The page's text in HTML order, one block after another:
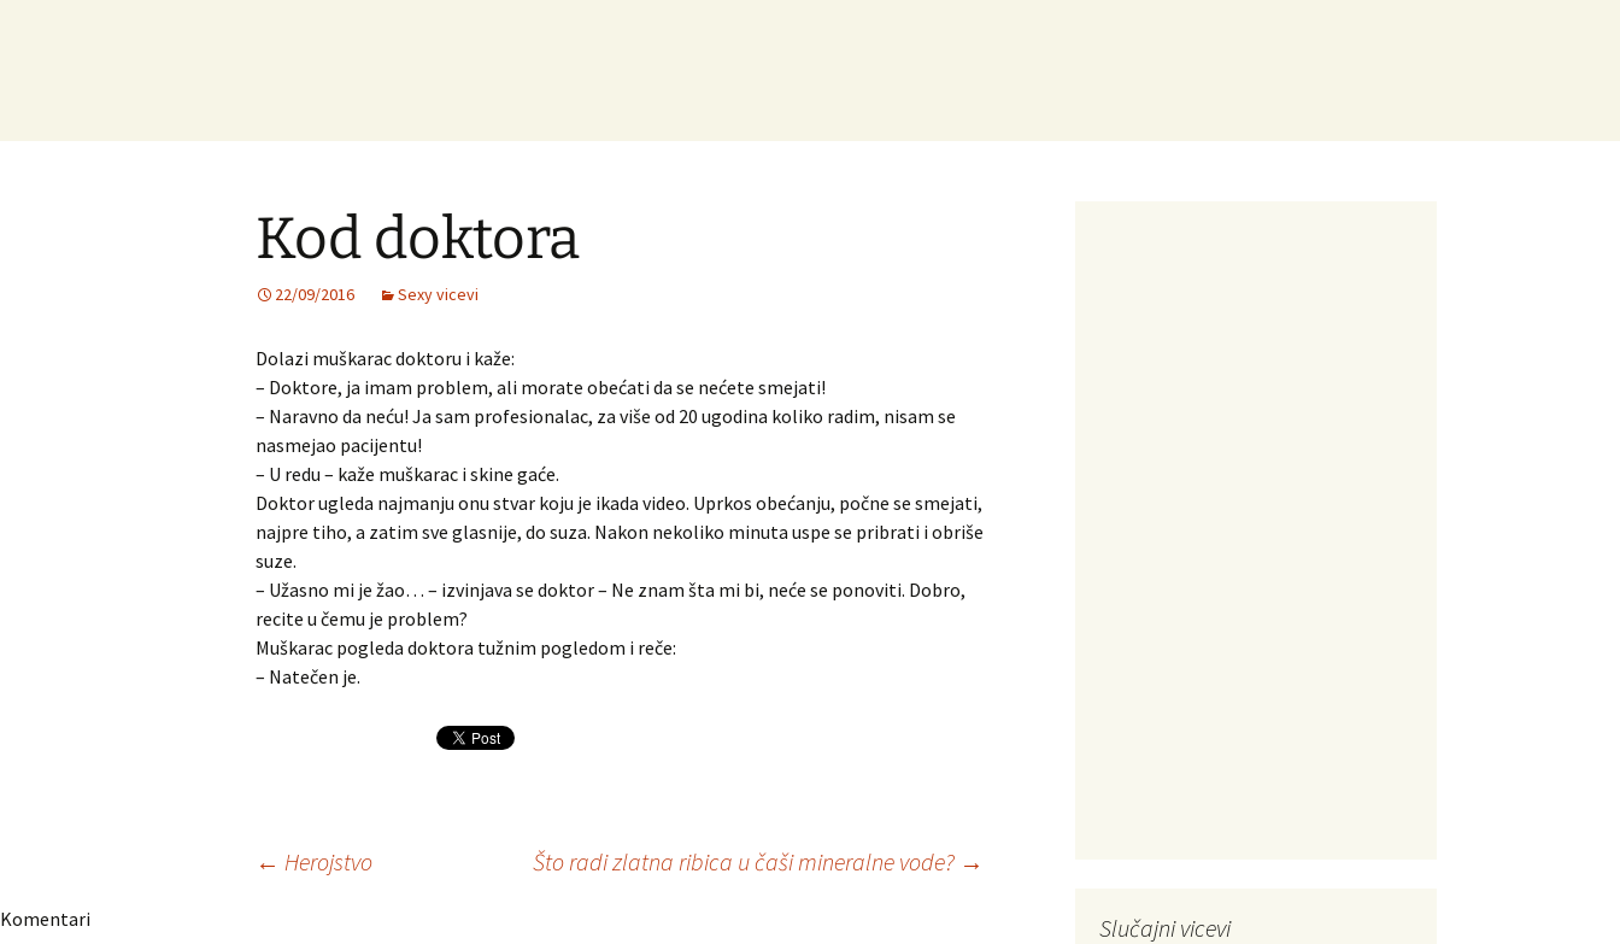
Kod doktora
22/09/2016 Sexy vicevi
Dolazi muškarac doktoru i kaže:
– Doktore, ja imam problem, ali morate obećati da se nećete smejati!
– Naravno da neću! Ja sam profesionalac, za više od 20 ugodina koliko radim, nisam se
nasmejao pacijentu!
– U redu – kaže muškarac i skine gaće.
Doktor ugleda najmanju onu stvar koju je ikada video. Uprkos obećanju, počne se smejati,
najpre tiho, a zatim sve glasnije, do suza. Nakon nekoliko minuta uspe se pribrati i obriše
suze.
– Užasno mi je žao… – izvinjava se doktor – Ne znam šta mi bi, neće se ponoviti. Dobro,
recite u čemu je problem?
Muškarac pogleda doktora tužnim pogledom i reče:
– Natečen je.
Navigacija
← Herojstvo Što radi zlatna ribica u čaši mineralne vode? →
Komentari Slučajni vicevi